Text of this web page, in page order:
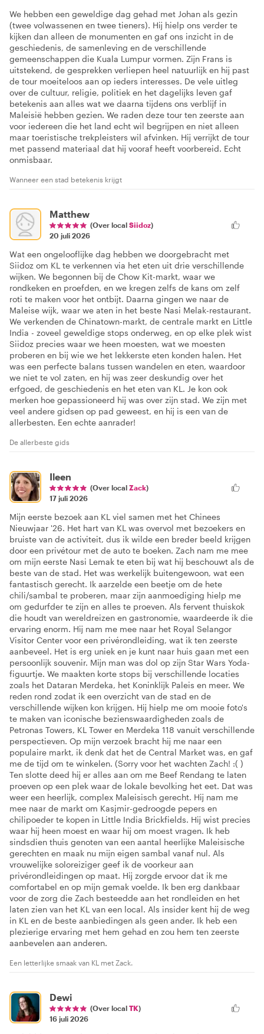
We hebben een geweldige dag gehad met Johan als gezin
(twee volwassenen en twee tieners). Hij hielp ons verder te
kijken dan alleen de monumenten en gaf ons inzicht in de
geschiedenis, de samenleving en de verschillende
gemeenschappen die Kuala Lumpur vormen. Zijn Frans is
uitstekend, de gesprekken verliepen heel natuurlijk en hij past
de tour moeiteloos aan op ieders interesses. De vele uitleg
over de cultuur, religie, politiek en het dagelijks leven gaf
betekenis aan alles wat we daarna tijdens ons verblijf in
Maleisië hebben gezien. We raden deze tour ten zeerste aan
voor iedereen die het land echt wil begrijpen en niet alleen
maar toeristische trekpleisters wil afvinken. Hij verrijkt de tour
met passend materiaal dat hij vooraf heeft voorbereid. Echt
onmisbaar.
Wanneer een stad betekenis krijgt
Matthew
(Over local Siidoz)
20 juli 2026
Wat een ongelooflijke dag hebben we doorgebracht met
Siidoz om KL te verkennen via het eten uit drie verschillende
wijken. We begonnen bij de Chow Kit-markt, waar we
rondkeken en proefden, en we kregen zelfs de kans om zelf
roti te maken voor het ontbijt. Daarna gingen we naar de
Maleise wijk, waar we aten in het beste Nasi Melak-restaurant.
We verkenden de Chinatown-markt, de centrale markt en Little
India - zoveel geweldige stops onderweg, en op elke plek wist
Siidoz precies waar we heen moesten, wat we moesten
proberen en bij wie we het lekkerste eten konden halen. Het
was een perfecte balans tussen wandelen en eten, waardoor
we niet te vol zaten, en hij was zeer deskundig over het
erfgoed, de geschiedenis en het eten van KL. Je kon ook
merken hoe gepassioneerd hij was over zijn stad. We zijn met
veel andere gidsen op pad geweest, en hij is een van de
allerbesten. Een echte aanrader!
De allerbeste gids
Ileen
(Over local Zack)
17 juli 2026
Mijn eerste bezoek aan KL viel samen met het Chinees
Nieuwjaar '26. Het hart van KL was overvol met bezoekers en
bruiste van de activiteit, dus ik wilde een breder beeld krijgen
door een privétour met de auto te boeken. Zach nam me mee
om mijn eerste Nasi Lemak te eten bij wat hij beschouwt als de
beste van de stad. Het was werkelijk buitengewoon, wat een
fantastisch gerecht. Ik aarzelde een beetje om de hete
chili/sambal te proberen, maar zijn aanmoediging hielp me
om gedurfder te zijn en alles te proeven. Als fervent thuiskok
die houdt van wereldreizen en gastronomie, waardeerde ik die
ervaring enorm. Hij nam me mee naar het Royal Selangor
Visitor Center voor een privérondleiding, wat ik ten zeerste
aanbeveel. Het is erg uniek en je kunt naar huis gaan met een
persoonlijk souvenir. Mijn man was dol op zijn Star Wars Yoda-
figuurtje. We maakten korte stops bij verschillende locaties
zoals het Dataran Merdeka, het Koninklijk Paleis en meer. We
reden rond zodat ik een overzicht van de stad en de
verschillende wijken kon krijgen. Hij hielp me om mooie foto's
te maken van iconische bezienswaardigheden zoals de
Petronas Towers, KL Tower en Merdeka 118 vanuit verschillende
perspectieven. Op mijn verzoek bracht hij me naar een
populaire markt, ik denk dat het de Central Market was, en gaf
me de tijd om te winkelen. (Sorry voor het wachten Zach! :( )
Ten slotte deed hij er alles aan om me Beef Rendang te laten
proeven op een plek waar de lokale bevolking het eet. Dat was
weer een heerlijk, complex Maleisisch gerecht. Hij nam me
mee naar de markt om Kasjmir-gedroogde pepers en
chilipoeder te kopen in Little India Brickfields. Hij wist precies
waar hij heen moest en waar hij om moest vragen. Ik heb
sindsdien thuis genoten van een aantal heerlijke Maleisische
gerechten en maak nu mijn eigen sambal vanaf nul. Als
vrouwelijke soloreiziger geef ik de voorkeur aan
privérondleidingen op maat. Hij zorgde ervoor dat ik me
comfortabel en op mijn gemak voelde. Ik ben erg dankbaar
voor de zorg die Zach besteedde aan het rondleiden en het
laten zien van het KL van een local. Als insider kent hij de weg
in KL en de beste aanbiedingen als geen ander. Ik heb een
plezierige ervaring met hem gehad en zou hem ten zeerste
aanbevelen aan anderen.
Een letterlijke smaak van KL met Zack.
Dewi
(Over local TK)
16 juli 2026